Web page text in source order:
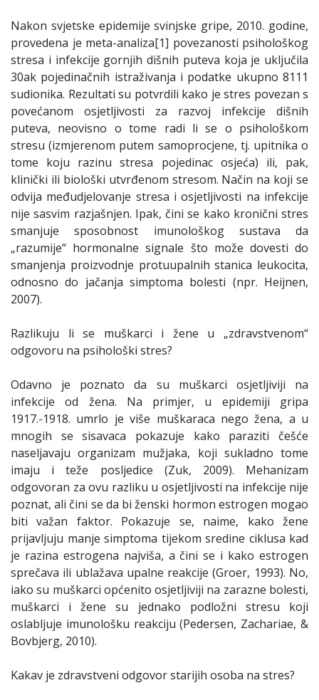
Nakon svjetske epidemije svinjske gripe, 2010. godine,
provedena je meta-analiza[1] povezanosti psihološkog
stresa i infekcije gornjih dišnih puteva koja je uključila
30ak pojedinačnih istraživanja i podatke ukupno 8111
sudionika. Rezultati su potvrdili kako je stres povezan s
povećanom osjetljivosti za razvoj infekcije dišnih
puteva, neovisno o tome radi li se o psihološkom
stresu (izmjerenom putem samoprocjene, tj. upitnika o
tome koju razinu stresa pojedinac osjeća) ili, pak,
klinički ili biološki utvrđenom stresom. Način na koji se
odvija međudjelovanje stresa i osjetljivosti na infekcije
nije sasvim razjašnjen. Ipak, čini se kako kronični stres
smanjuje sposobnost imunološkog sustava da
„razumije“ hormonalne signale što može dovesti do
smanjenja proizvodnje protuupalnih stanica leukocita,
odnosno do jačanja simptoma bolesti (npr. Heijnen,
2007).
Razlikuju li se muškarci i žene u „zdravstvenom“
odgovoru na psihološki stres?
Odavno je poznato da su muškarci osjetljiviji na
infekcije od žena. Na primjer, u epidemiji gripa
1917.-1918. umrlo je više muškaraca nego žena, a u
mnogih se sisavaca pokazuje kako paraziti češće
naseljavaju organizam mužjaka, koji sukladno tome
imaju i teže posljedice (Zuk, 2009). Mehanizam
odgovoran za ovu razliku u osjetljivosti na infekcije nije
poznat, ali čini se da bi ženski hormon estrogen mogao
biti važan faktor. Pokazuje se, naime, kako žene
prijavljuju manje simptoma tijekom sredine ciklusa kad
je razina estrogena najviša, a čini se i kako estrogen
sprečava ili ublažava upalne reakcije (Groer, 1993). No,
iako su muškarci općenito osjetljiviji na zarazne bolesti,
muškarci i žene su jednako podložni stresu koji
oslabljuje imunološku reakciju (Pedersen, Zachariae, &
Bovbjerg, 2010).
Kakav je zdravstveni odgovor starijih osoba na stres?